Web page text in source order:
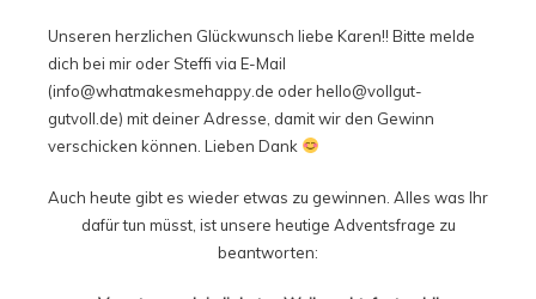
Unseren herzlichen Glückwunsch liebe Karen!! Bitte melde
dich bei mir oder Steffi via E-Mail
(info@whatmakesmehappy.de oder hello@vollgut-
gutvoll.de) mit deiner Adresse, damit wir den Gewinn
verschicken können. Lieben Dank
Auch heute gibt es wieder etwas zu gewinnen. Alles was Ihr
dafür tun müsst, ist unsere heutige Adventsfrage zu
beantworten: